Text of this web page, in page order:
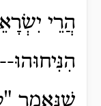
הֲרֵי
שֶׁנֶּאֱמָר